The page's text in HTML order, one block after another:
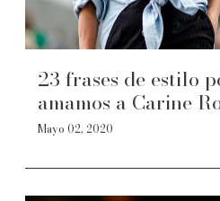
23 frases de estilo
amamos a Carine
Mayo 02, 2020